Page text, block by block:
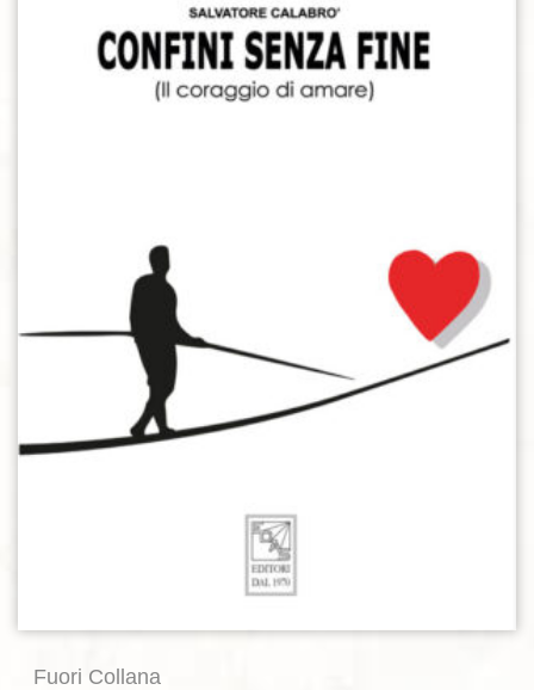
Aggiungi alla lista dei desideri
Fuori Collana